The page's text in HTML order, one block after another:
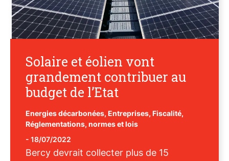
Solaire et éolien vont
grandement contribuer au
budget de l’Etat
Energies décarbonées, Entreprises, Fiscalité,
Réglementations, normes et lois
- 18/07/2022
Bercy devrait collecter plus de 15